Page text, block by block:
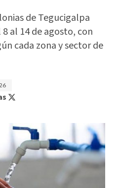
de Tegucigalpa
al 14 de agosto, con
cada zona y sector de